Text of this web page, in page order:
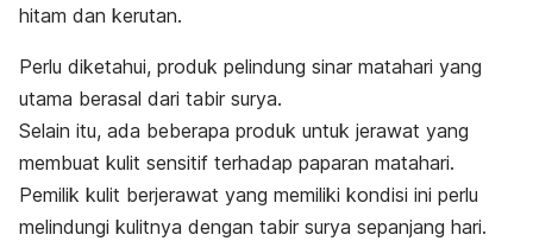
hitam dan kerutan.
Perlu diketahui, produk pelindung sinar matahari yang
utama berasal dari tabir surya.
Selain itu, ada beberapa produk untuk jerawat yang
membuat kulit sensitif terhadap paparan matahari.
Pemilik kulit berjerawat yang memiliki kondisi ini perlu
melindungi kulitnya dengan tabir surya sepanjang hari.